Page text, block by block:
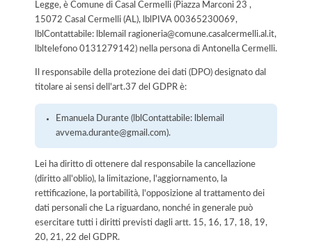
Legge, è Comune di Casal Cermelli (Piazza Marconi 23 ,
15072 Casal Cermelli (AL), lblPIVA 00365230069,
lblContattabile: lblemail ragioneria@comune.casalcermelli.al.it,
lbltelefono 0131279142) nella persona di Antonella Cermelli.
Il responsabile della protezione dei dati (DPO) designato dal
titolare ai sensi dell'art.37 del GDPR è:
Emanuela Durante (lblContattabile: lblemail
avvema.durante@gmail.com).
Lei ha diritto di ottenere dal responsabile la cancellazione
(diritto all'oblio), la limitazione, l'aggiornamento, la
rettificazione, la portabilità, l'opposizione al trattamento dei
dati personali che La riguardano, nonché in generale può
esercitare tutti i diritti previsti dagli artt. 15, 16, 17, 18, 19,
20, 21, 22 del GDPR.